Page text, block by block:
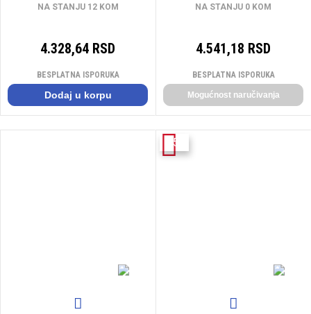
NA STANJU 12 KOM
4.328,64 RSD
BESPLATNA ISPORUKA
Dodaj u korpu
NA STANJU 0 KOM
4.541,18 RSD
BESPLATNA ISPORUKA
Mogućnost naručivanja
-15%